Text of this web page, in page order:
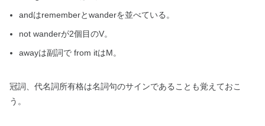
andはrememberとwanderを並べている。
not wanderが2個目のV。
awayは副詞で from itはM。
冠詞、代名詞所有格は名詞句のサインであることも覚えておこ
う。